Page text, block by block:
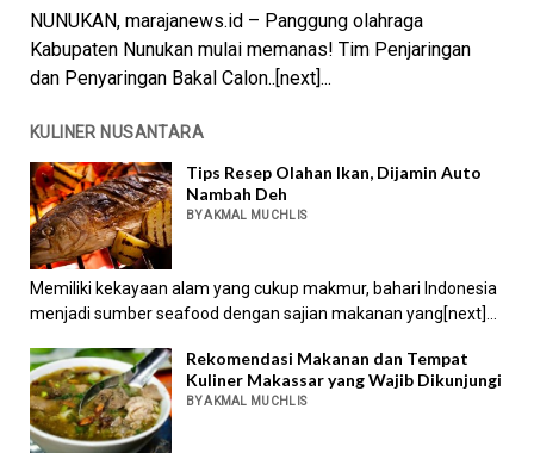
NUNUKAN, marajanews.id – Panggung olahraga
Kabupaten Nunukan mulai memanas! Tim Penjaringan
dan Penyaringan Bakal Calon..[next]...
KULINER NUSANTARA
Tips Resep Olahan Ikan, Dijamin Auto
Nambah Deh
BY AKMAL MUCHLIS
Memiliki kekayaan alam yang cukup makmur, bahari Indonesia
menjadi sumber seafood dengan sajian makanan yang[next]...
Rekomendasi Makanan dan Tempat
Kuliner Makassar yang Wajib Dikunjungi
BY AKMAL MUCHLIS